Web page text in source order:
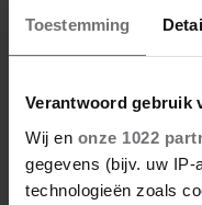
Toestemming
Verantwoord gebruik
Wij en onze 1022
gegevens (bijv. uw IP-
technologieën zoals
30 mei 2025